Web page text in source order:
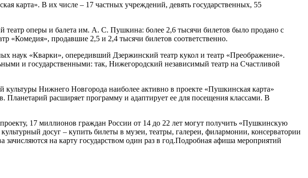
карта». В их числе – 17 частных учреждений, девять государственных, 55
театр оперы и балета им. А. С. Пушкина: более 2,6 тысячи билетов было продано с
«Комедия», продавшие 2,5 и 2,4 тысячи билетов соответственно.
наук «Кварки», опередивший Дзержинский театр кукол и театр «Преображение».
и государственными: так, Нижегородский независимый театр на Счастливой
Нижнего Новгорода наиболее активно в проекте «Пушкинская карта»
расширяет программу и адаптирует ее для посещения классами. В
17 миллионов граждан России от 14 до 22 лет могут получить «Пушкинскую
досуг – купить билеты в музеи, театры, галереи, филармонии, консерватории
на карту государством один раз в год.Подробная афиша мероприятий